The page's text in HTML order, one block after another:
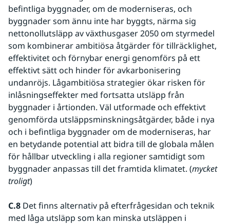
befintliga byggnader, om de moderniseras, och
byggnader som ännu inte har byggts, närma sig
nettonollutsläpp av växthusgaser 2050 om styrmedel
som kombinerar ambitiösa åtgärder för tillräcklighet,
effektivitet och förnybar energi genomförs på ett
effektivt sätt och hinder för avkarbonisering
undanröjs. Lågambitiösa strategier ökar risken för
inlåsningseffekter med fortsatta utsläpp från
byggnader i årtionden. Väl utformade och effektivt
genomförda utsläppsminskningsåtgärder, både i nya
och i befintliga byggnader om de moderniseras, har
en betydande potential att bidra till de globala målen
för hållbar utveckling i alla regioner samtidigt som
byggnader anpassas till det framtida klimatet. (mycket
troligt)
C.8 Det finns alternativ på efterfrågesidan och teknik
med låga utsläpp som kan minska utsläppen i